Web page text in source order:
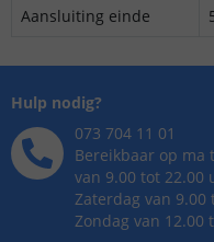
Aansluiting einde
Hulp nodig?
073 704 11 01
Bereikbaar op ma
van 9.00 tot 22.00
Zaterdag van 9.00
Zondag van 12.00